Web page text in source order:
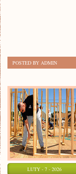
POSTED BY ADMIN
LUTY - 7 - 2026